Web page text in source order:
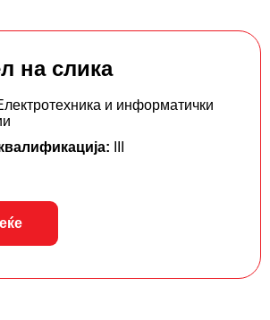
на слика
и информатички